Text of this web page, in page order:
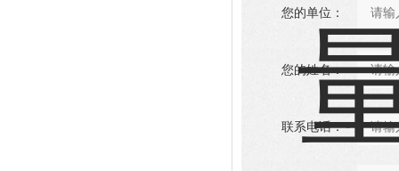
您的单位：
您的姓名：
联系电话：